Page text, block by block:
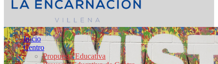
Inicio
Centro
Propuesta Educativa